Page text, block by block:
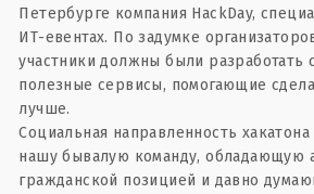
Петербурге компания HackDay,
ИТ-евентах. По задумке
участники должны были разработать
полезные сервисы, помогающие
лучше.
Социальная направленность
нашу бывалую команду, обладающую
гражданской позицией и давно